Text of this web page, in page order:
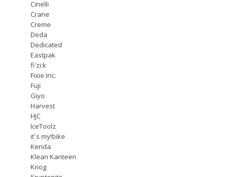
Cinelli
Crane
Creme
Deda
Dedicated
Eastpak
fi'zi:k
Fixie Inc.
Fuji
Giyo
Harvest
HJC
IceToolz
it`s my!bike
Kenda
Klean Kanteen
Knog